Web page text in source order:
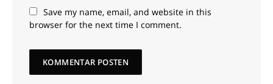
Save my name, email, and website in this
browser for the next time I comment.